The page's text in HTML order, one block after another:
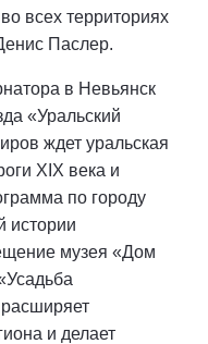
всех территориях
Паслер.
в Невьянск
«Уральский
ждет уральская
XIX века и
по городу
истории
музея «Дом
и делает